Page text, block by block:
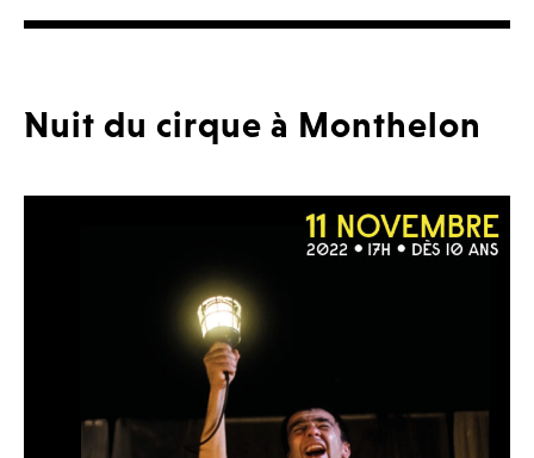
Nuit du cirque à Monthelon